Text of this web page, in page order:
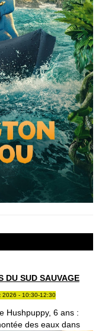
DU SUD SAUVAGE
2026 - 10:30-12:30
Hushpuppy, 6 ans :
des eaux dans